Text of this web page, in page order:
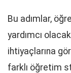
Bu adımlar,
yardımcı
ihtiyaçlarına
farklı öğretim